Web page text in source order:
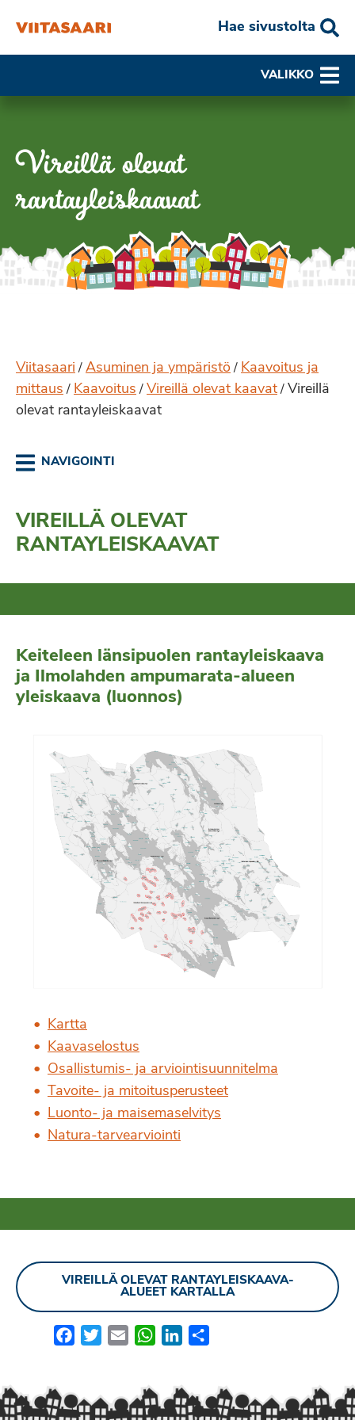
Hae sivustolta
VALIKKO
Vireillä olevat
rantayleiskaavat
Viitasaari / Asuminen ja ympäristö / Kaavoitus ja
mittaus / Kaavoitus / Vireillä olevat kaavat / Vireillä
olevat rantayleiskaavat
NAVIGOINTI
VIREILLÄ OLEVAT
RANTAYLEISKAAVAT
Keiteleen länsipuolen rantayleiskaava
ja Ilmolahden ampumarata-alueen
yleiskaava (luonnos)
Kartta
Kaavaselostus
Osallistumis- ja arviointisuunnitelma
Tavoite- ja mitoitusperusteet
Luonto- ja maisemaselvitys
Natura-tarvearviointi
VIREILLÄ OLEVAT RANTAYLEISKAAVA-
ALUEET KARTALLA
FacebookTwitterEmail WhatsApp
LinkedIn